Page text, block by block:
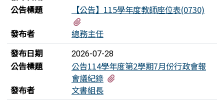
公告標題
【公告】115學年度教師座位表(0730)
發布者
總務主任
發布日期
2026-07-28
公告標題
公告114學年度第2學期7月份行政會報
會議紀錄
發布者
文書組長